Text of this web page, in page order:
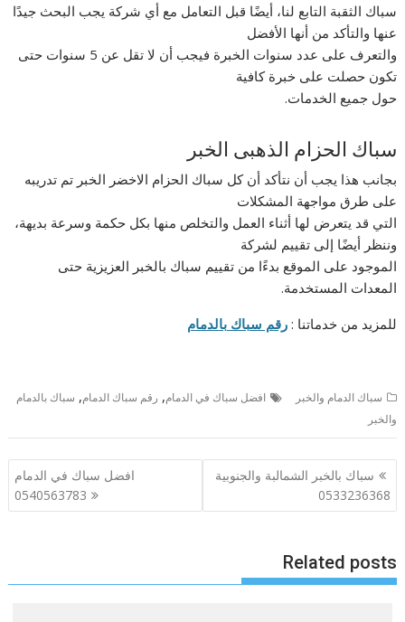
سباك الثقبة التابع لنا، أيضًا قبل التعامل مع أي شركة يجب البحث جيدًا
عنها والتأكد من أنها الأفضل
والتعرف على عدد سنوات الخبرة فيجب أن لا تقل عن 5 سنوات حتى
تكون حصلت على خبرة كافية
حول جميع الخدمات.
سباك الحزام الذهبى الخبر
بجانب هذا يجب أن نتأكد أن كل سباك الحزام الاخضر الخبر تم تدريبه
على طرق مواجهة المشكلات
التي قد يتعرض لها أثناء العمل والتخلص منها بكل حكمة وسرعة بديهة،
وننظر أيضًا إلى تقييم لشركة
الموجود على الموقع بدءًا من تقييم سباك بالخبر العزيزية حتى
المعدات المستخدمة.
للمزيد من خدماتنا :رقم سباك بالدمام
سباك الدمام والخبر افضل سباك في الدمام, رقم سباك الدمام, سباك بالدمام
والخبر
تصفّح
المقالات
سباك بالخبر الشمالبة والجنوبية
0533236368
افضل سباك في الدمام
0540563783
Related posts